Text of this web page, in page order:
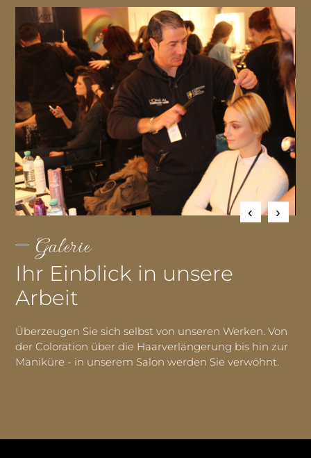
Galerie
Ihr Einblick in unsere
Arbeit
Überzeugen Sie sich selbst von unseren Werken. Von
der Coloration über die Haarverlängerung bis hin zur
Maniküre - in unserem Salon werden Sie verwöhnt.